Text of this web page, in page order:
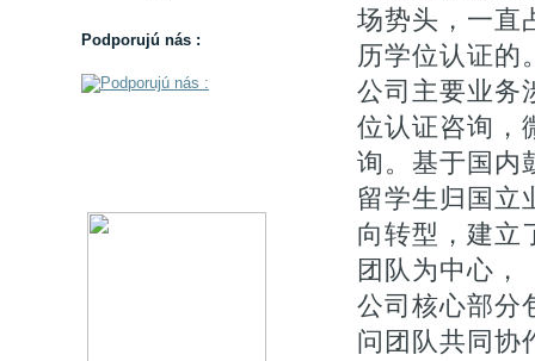
Podporujú nás :
场势头，一直
历学位认证的
公司主要业务
位认证咨询，
询。基于国内
留学生归国立
向转型，建立
团队为中心，
公司核心部分
问团队共同协